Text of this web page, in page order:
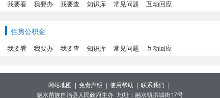
我要看 我要办 我要查 知识库 常见问题 互动回应
住房公积金
我要看 我要办 我要查 知识库 常见问题 互动回应
网站地图 | 免责声明 | 使用帮助 | 联系我们 |
融水苗族自治县人民政府主办 地址：融水镇拱城街17号